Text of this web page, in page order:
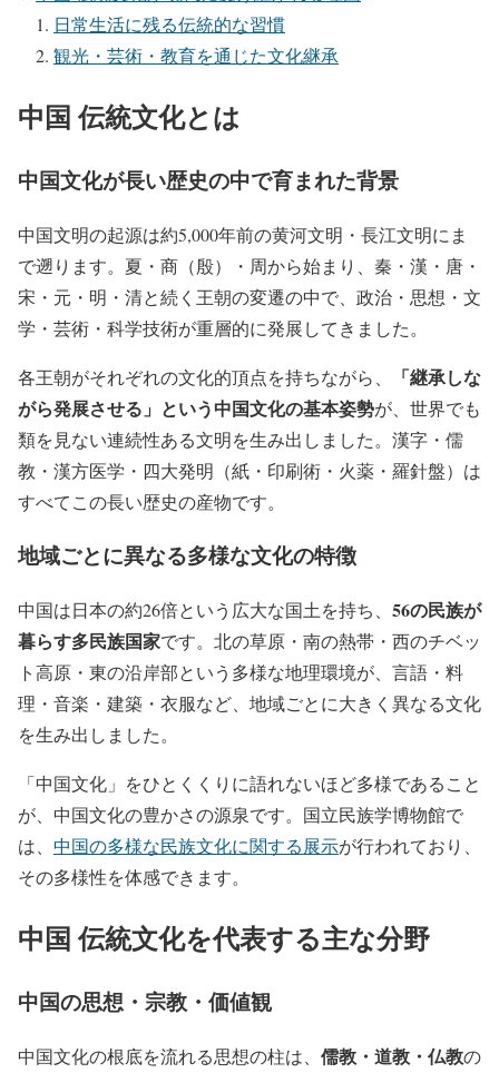
日常生活に残る伝統的な習慣
観光・芸術・教育を通じた文化継承
中国 伝統文化とは
中国文化が長い歴史の中で育まれた背景
中国文明の起源は約5,000年前の黄河文明・長江文明にま
で遡ります。夏・商（殷）・周から始まり、秦・漢・唐・
宋・元・明・清と続く王朝の変遷の中で、政治・思想・文
学・芸術・科学技術が重層的に発展してきました。
各王朝がそれぞれの文化的頂点を持ちながら、
「継承しな
がら発展させる」という中国文化の基本姿勢が、世界でも
類を見ない連続性ある文明を生み出しました。漢字・儒
教・漢方医学・四大発明（紙・印刷術・火薬・羅針盤）は
すべてこの長い歴史の産物です。
地域ごとに異なる多様な文化の特徴
中国は日本の約26倍という広大な国土を持ち、 56の民族が
暮らす多民族国家です。北の草原・南の熱帯・西のチベッ
ト高原・東の沿岸部という多様な地理環境が、言語・料
理・音楽・建築・衣服など、地域ごとに大きく異なる文化
を生み出しました。
「中国文化」をひとくくりに語れないほど多様であること
が、中国文化の豊かさの源泉です。国立民族学博物館で
は、 中国の多様な民族文化に関する展示が行われており、
その多様性を体感できます。
中国 伝統文化を代表する主な分野
中国の思想・宗教・価値観
中国文化の根底を流れる思想の柱は、 儒教・道教・仏教の